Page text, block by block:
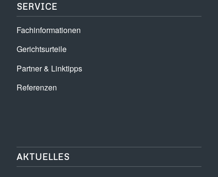
SERVICE
Fachinformationen
Gerichtsurteile
Partner & Linktipps
Referenzen
AKTUELLES